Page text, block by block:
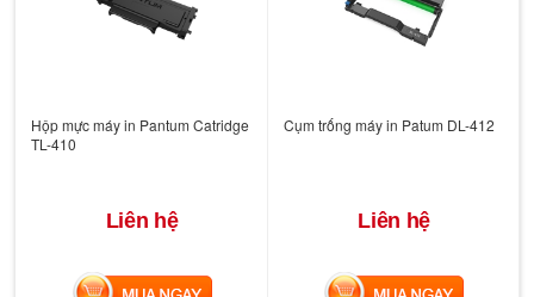
Hộp mực máy in Pantum Catridge
TL-410
Liên hệ
MUA NGAY
Cụm trống máy in Patum DL-412
Liên hệ
MUA NGAY